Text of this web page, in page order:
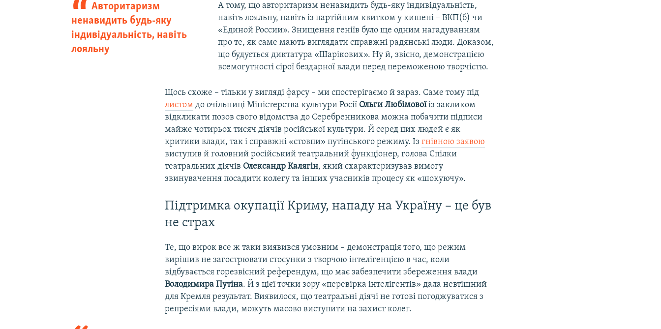
Авторитаризм
ненавидить будь-яку
індивідуальність, навіть
лояльну
А тому, що авторитаризм ненавидить будь-яку індивідуальність,
навіть лояльну, навіть із партійним квитком у кишені – ВКП(б) чи
«Единой России». Знищення геніїв було ще одним нагадуванням
про те, як саме мають виглядати справжні радянські люди. Доказом,
що будується диктатура «Шарікових». Ну й, звісно, демонстрацією
всемогутності сірої бездарної влади перед переможеною творчістю.
Щось схоже – тільки у вигляді фарсу – ми спостерігаємо й зараз. Саме тому під
листом до очільниці Міністерства культури Росії Ольги Любімовоїіз закликом
відкликати позов свого відомства до Серебренникова можна побачити підписи
майже чотирьох тисяч діячів російської культури. Й серед цих людей є як
критики влади, так і справжні «стовпи» путінського режиму. Ізгнівною заявою
виступив й головний російський театральний функціонер, голова Спілки
театральних діячів Олександр Калягін, який схарактеризував вимогу
звинувачення посадити колегу та інших учасників процесу як «шокуючу».
Підтримка окупації Криму, нападу на Україну – це був
не страх
Те, що вирок все ж таки виявився умовним – демонстрація того, що режим
вирішив не загострювати стосунки з творчою інтелігенцією в час, коли
відбувається горезвісний референдум, що має забезпечити збереження влади
Володимира Путіна. Й з цієї точки зору «перевірка інтелігентів» дала невтішний
для Кремля результат. Виявилося, що театральні діячі не готові погоджуватися з
репресіями влади, можуть масово виступити на захист колег.